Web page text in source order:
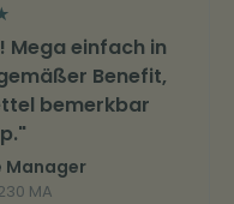
Mega einfach in
Benefit,
bemerkbar
Manager
MA